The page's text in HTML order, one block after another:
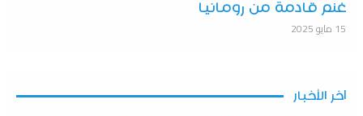
غنم قادمة من رومانيا
15 مايو 2025
آخر الأخبار